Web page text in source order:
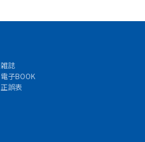
雑誌
電子BOOK
正誤表